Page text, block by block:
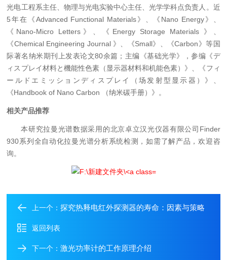
光电工程系主任、物理与光电实验中心主任、光学学科点负责人。近
5年在《Advanced Functional Materials》、《Nano Energy》、
《Nano-Micro Letters》、《Energy Storage Materials 》、
《Chemical Engineering Journal 》、《Small》、《Carbon》等国
际著名纳米期刊上发表论文80余篇；主编《基础光学》，参编《デ
ィスプレイ材料と機能性色素（显示器材料和机能色素）》、《フィ
ールドエミッションディスプレイ（场发射型显示器）》、
《Handbook of Nano Carbon （纳米碳手册）》。
相关产品推荐
本研究拉曼光谱数据采用的北京卓立汉光仪器有限公司Finder
930系列全自动化拉曼光谱分析系统检测，如需了解产品，欢迎咨
询。
上一个：探究热释电红外探测器的寿命：因素与策略
返回列表
下一个：激光功率计的工作原理介绍